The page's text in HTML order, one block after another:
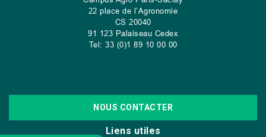
22 place de l’Agronomie
CS 20040
91 123 Palaiseau Cedex
Tel: 33 (0)1 89 10 00 00
NOUS CONTACTER
Liens utiles